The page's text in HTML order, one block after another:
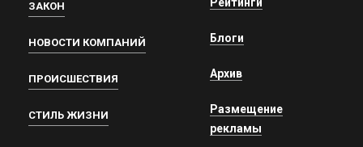
ЗАКОН
НОВОСТИ КОМПАНИЙ
ПРОИСШЕСТВИЯ
СТИЛЬ ЖИЗНИ
Блоги
Архив
Размещение
рекламы